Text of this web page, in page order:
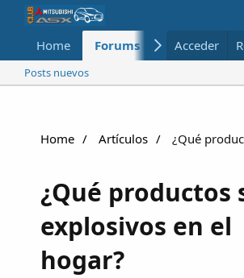
Home Forums Nuevo
Acceder
Posts nuevos
Home Artículos ¿Qué
¿Qué productos
explosivos en el
hogar?